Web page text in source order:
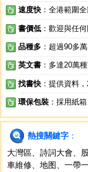
速度快 ：全港範圍
書價低 ：歡迎與任
品種多 ：超過90多
英文書 ：多達20萬
找書快 ：提供資料
環保包裝 ：採用紙
熱搜關鍵字 ：
大灣區
詩詞大會
車維修
地图 一帶